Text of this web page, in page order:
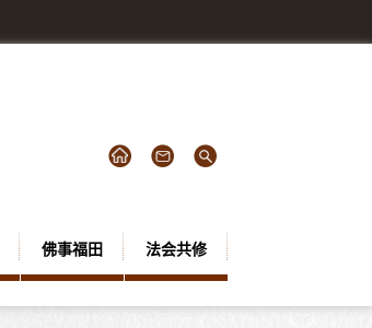
佛事福田 法会共修